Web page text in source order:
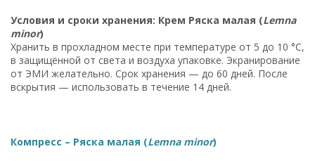
Условия и сроки хранения: Крем Ряска малая (Lemna
minor)
Хранить в прохладном месте при температуре от 5 до 10 °C,
в защищённой от света и воздуха упаковке. Экранирование
от ЭМИ желательно. Срок хранения — до 60 дней. После
вскрытия — использовать в течение 14 дней.
Компресс – Ряска малая (Lemna minor)